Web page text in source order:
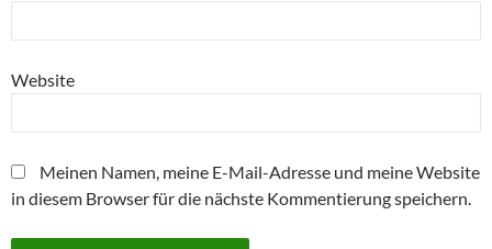
Website
Meinen Namen, meine E-Mail-Adresse und meine Website
in diesem Browser für die nächste Kommentierung speichern.